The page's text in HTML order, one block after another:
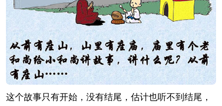
这个故事只有开始，没有结尾，估计也听不到结尾，